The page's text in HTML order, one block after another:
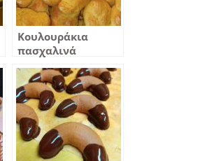
Κουλουράκια
πασχαλινά